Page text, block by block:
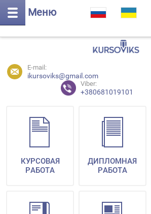
Меню
E-mail:
ikursoviks@gmail.com
Viber:
+380681019101
КУРСОВАЯ
РАБОТА
ДИПЛОМНАЯ
РАБОТА